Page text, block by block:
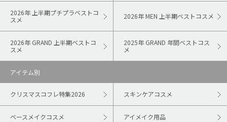
2026年 上半期プチプラベストコ
スメ
2026年 MEN 上半期ベストコスメ
2026年 GRAND 上半期ベストコ
スメ
2025年 GRAND 年間ベストコス
メ
アイテム別
クリスマスコフレ特集2026 スキンケアコスメ
ベースメイクコスメ アイメイク用品